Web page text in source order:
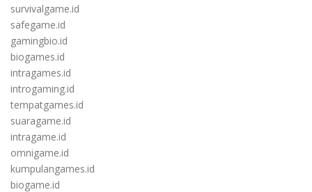
survivalgame.id
safegame.id
gamingbio.id
biogames.id
intragames.id
introgaming.id
tempatgames.id
suaragame.id
intragame.id
omnigame.id
kumpulangames.id
biogame.id